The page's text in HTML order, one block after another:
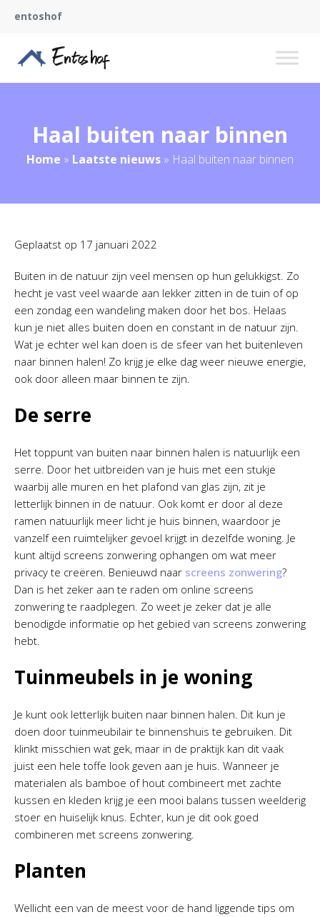
entoshof
Haal buiten naar binnen
Home » Laatste nieuws » Haal buiten naar binnen
Geplaatst op 17 januari 2022
Buiten in de natuur zijn veel mensen op hun gelukkigst. Zo
hecht je vast veel waarde aan lekker zitten in de tuin of op
een zondag een wandeling maken door het bos. Helaas
kun je niet alles buiten doen en constant in de natuur zijn.
Wat je echter wel kan doen is de sfeer van het buitenleven
naar binnen halen! Zo krijg je elke dag weer nieuwe energie,
ook door alleen maar binnen te zijn.
De serre
Het toppunt van buiten naar binnen halen is natuurlijk een
serre. Door het uitbreiden van je huis met een stukje
waarbij alle muren en het plafond van glas zijn, zit je
letterlijk binnen in de natuur. Ook komt er door al deze
ramen natuurlijk meer licht je huis binnen, waardoor je
vanzelf een ruimtelijker gevoel krijgt in dezelfde woning. Je
kunt altijd screens zonwering ophangen om wat meer
privacy te creëren. Benieuwd naar screens zonwering?
Dan is het zeker aan te raden om online screens
zonwering te raadplegen. Zo weet je zeker dat je alle
benodigde informatie op het gebied van screens zonwering
hebt.
Tuinmeubels in je woning
Je kunt ook letterlijk buiten naar binnen halen. Dit kun je
doen door tuinmeubilair te binnenshuis te gebruiken. Dit
klinkt misschien wat gek, maar in de praktijk kan dit vaak
juist een hele toffe look geven aan je huis. Wanneer je
materialen als bamboe of hout combineert met zachte
kussen en kleden krijg je een mooi balans tussen weelderig
stoer en huiselijk knus. Echter, kun je dit ook goed
combineren met screens zonwering.
Planten
Wellicht een van de meest voor de hand liggende tips om